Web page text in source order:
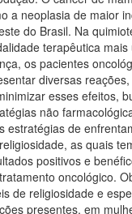
a neoplasia de maior
do Brasil. Na
terapêutica
os pacientes
diversas
esses efeitos,
não
estratégias de
as quais
positivos e
oncológico.
de religiosidade e
presentes, em